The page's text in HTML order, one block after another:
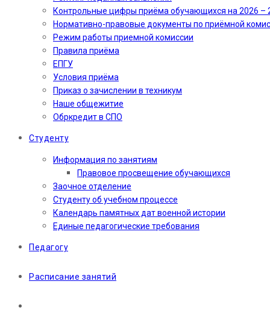
Контрольные цифры приёма обучающихся на 2026 –
Нормативно-правовые документы по приёмной
Режим работы приемной комиссии
Правила приёма
ЕПГУ
Условия приёма
Приказ о зачислении в техникум
Наше общежитие
Обркредит в СПО
Студенту
Информация по занятиям
Правовое просвещение обучающихся
Заочное отделение
Студенту об учебном процессе
Календарь памятных дат военной истории
Единые педагогические требования
Педагогу
Расписание занятий